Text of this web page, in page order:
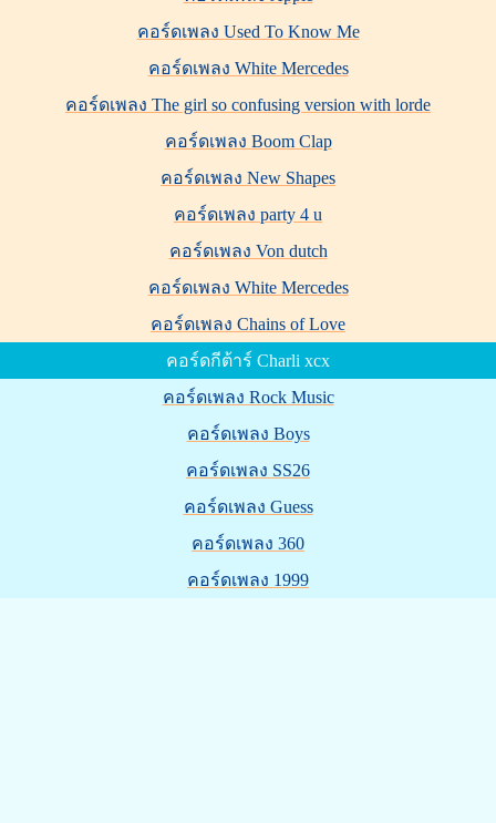
คอร์ดเพลง Used To Know Me
คอร์ดเพลง White Mercedes
คอร์ดเพลง The girl so confusing version with lorde
คอร์ดเพลง Boom Clap
คอร์ดเพลง New Shapes
คอร์ดเพลง party 4 u
คอร์ดเพลง Von dutch
คอร์ดเพลง White Mercedes
คอร์ดเพลง Chains of Love
คอร์ดกีต้าร์ Charli xcx
คอร์ดเพลง Rock Music
คอร์ดเพลง Boys
คอร์ดเพลง SS26
คอร์ดเพลง Guess
คอร์ดเพลง 360
คอร์ดเพลง 1999